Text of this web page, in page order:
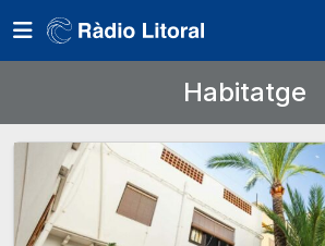
Habitatge